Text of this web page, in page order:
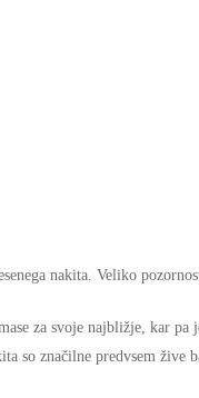
nakita. Veliko
za svoje najbližje, kar
so značilne predvsem